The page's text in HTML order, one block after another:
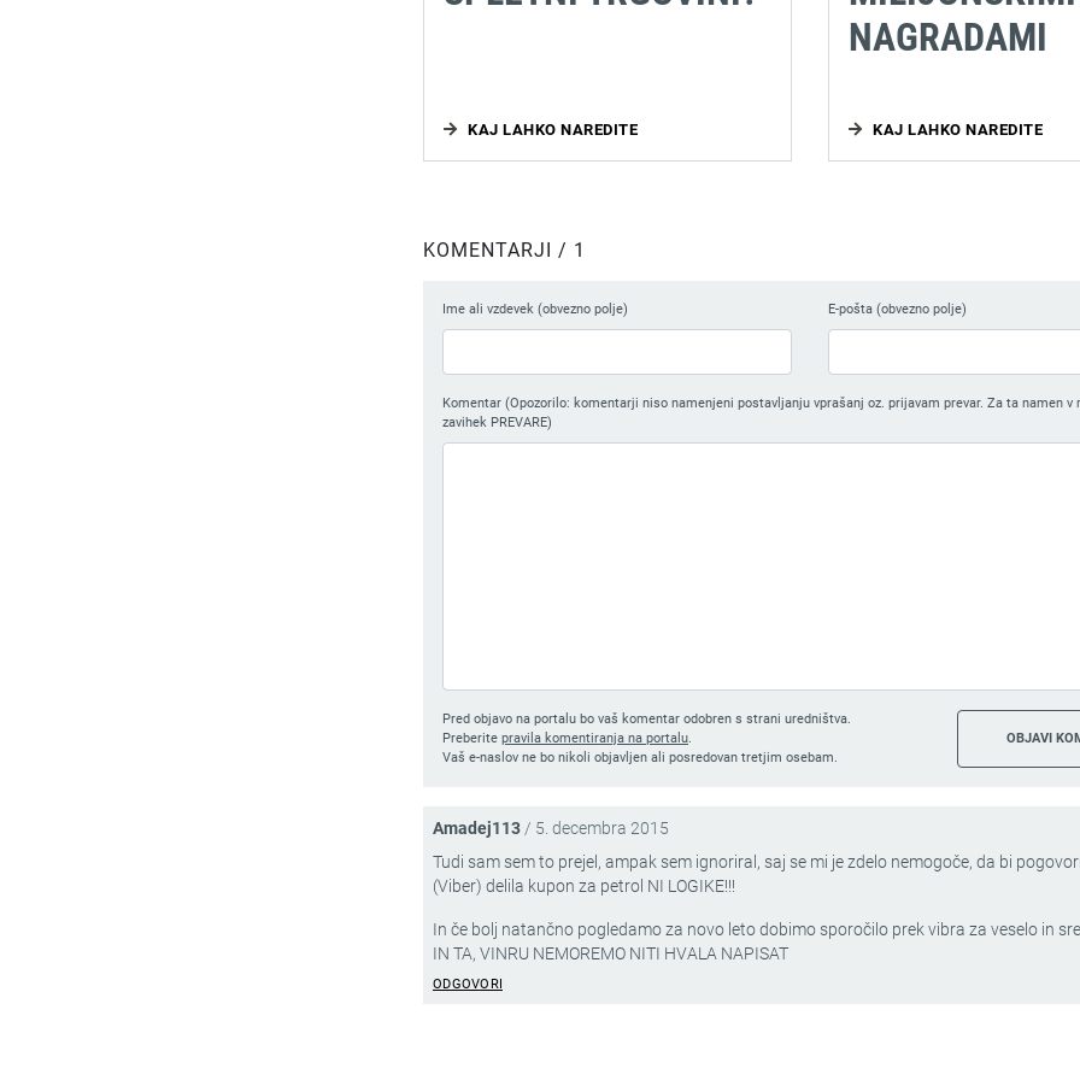
KAJ LAHKO NAREDITE
NAGRADAMI
KAJ LAHKO NAREDITE
KOMENTARJI / 1
Ime ali vzdevek (obvezno polje) E-pošta (obvezno polje)
Komentar (Opozorilo: komentarji niso namenjeni postavljanju vprašanj oz. prijavam prevar. Za ta namen v
zavihek PREVARE)
Pred objavo na portalu bo vaš komentar odobren s strani uredništva.
Preberite pravila komentiranja na portalu
Vaš e-naslov ne bo nikoli objavljen ali posredovan tretjim osebam.
Amadej113 / 5. decembra 2015
Tudi sam sem to prejel, ampak sem ignoriral, saj se mi je zdelo nemogoče, da bi
(Viber) delila kupon za petrol NI LOGIKE!!!
In če bolj natančno pogledamo za novo leto dobimo sporočilo prek vibra za veselo in
IN TA, VINRU NEMOREMO NITI HVALA NAPISAT
ODGOVORI